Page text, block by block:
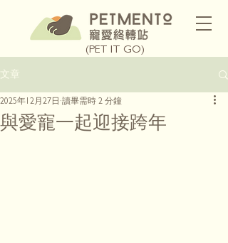
(PET IT GO)
文章
與愛寵一起迎接跨年
2025年12月27日 讀畢需時 2 分鐘